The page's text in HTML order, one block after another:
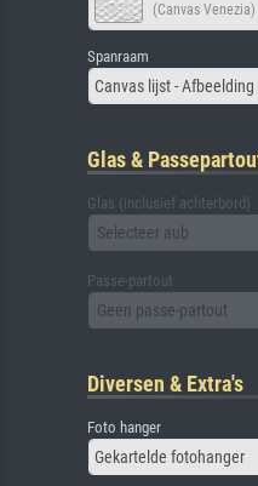
(Canvas Venezia)
Spanraam
Glas &
Glas (inclusief achterbord)
Selecteer aub
Passe-partout
Geen passe-partout
Diversen & Extra's
Foto hanger
Gekartelde fotohanger